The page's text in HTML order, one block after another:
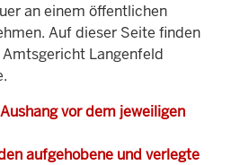
an einem öffentlichen
Auf dieser Seite finden
Langenfeld
vor dem jeweiligen
aufgehobene und verlegte